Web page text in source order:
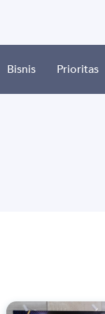
Bisnis Prioritas